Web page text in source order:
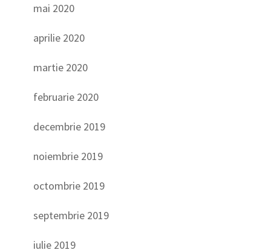
mai 2020
aprilie 2020
martie 2020
februarie 2020
decembrie 2019
noiembrie 2019
octombrie 2019
septembrie 2019
iulie 2019